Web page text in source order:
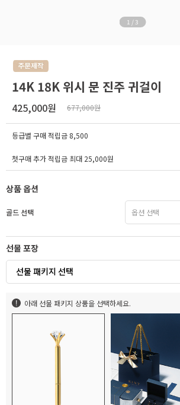
1 / 3
14K 18K 위시 문 진주 귀걸이
425,000원 677,000원
등급별 구매 적립금 8,500
첫구매 추가 적립금 최대 25,000원
상품 옵션
골드 선택
선물 포장
선물 패키지 선택
아래 선물 패키지 상품을 선택하세요.